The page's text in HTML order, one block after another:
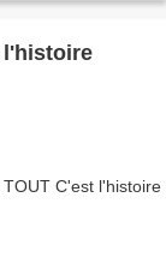
l'histoire